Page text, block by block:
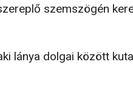
szemszögén
lánya dolgai között